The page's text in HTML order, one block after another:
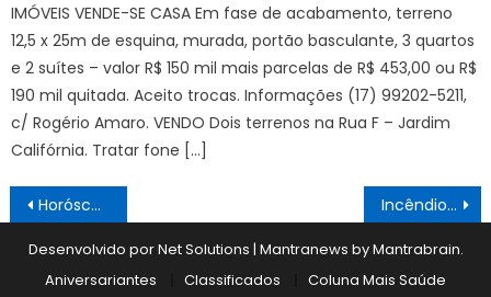
IMÓVEIS VENDE-SE CASA Em fase de acabamento, terreno
12,5 x 25m de esquina, murada, portão basculante, 3 quartos
e 2 suítes – valor R$ 150 mil mais parcelas de R$ 453,00 ou R$
190 mil quitada. Aceito trocas. Informações (17) 99202-5211,
c/ Rogério Amaro. VENDO Dois terrenos na Rua F – Jardim
Califórnia. Tratar fone […]
Navegação
de
Post
Horóscopo 16/09 a 22/09 Incêndio destruiu plantações, matas e pastagens
Desenvolvido por Net Solutions | Mantranews byMantrabrain.
Aniversariantes
Classificados
Coluna Mais Saúde